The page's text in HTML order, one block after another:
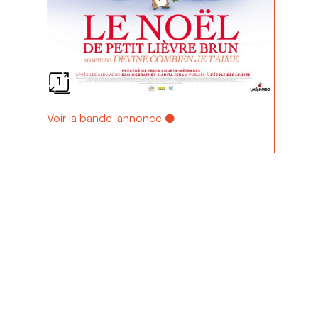
1
Voir la bande-annonce